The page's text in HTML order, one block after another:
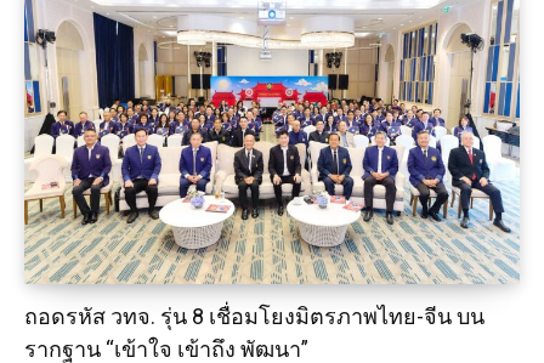
ถอดรหัส วทจ. รุ่น 8 เชื่อมโยงมิตรภาพไทย-จีน บน
รากฐาน “เข้าใจ เข้าถึง พัฒนา”